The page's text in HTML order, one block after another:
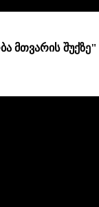
მთვარის შუქზე"